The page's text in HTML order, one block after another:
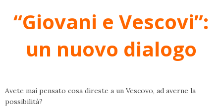
“Giovani e Vescovi”:
un nuovo dialogo
Avete mai pensato cosa direste a un Vescovo, ad averne la
possibilità?